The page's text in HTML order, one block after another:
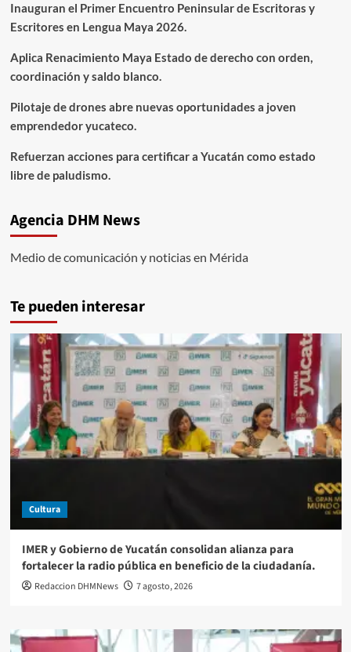
Inauguran el Primer Encuentro Peninsular de Escritoras y
Escritores en Lengua Maya 2026.
Aplica Renacimiento Maya Estado de derecho con orden,
coordinación y saldo blanco.
Pilotaje de drones abre nuevas oportunidades a joven
emprendedor yucateco.
Refuerzan acciones para certificar a Yucatán como estado
libre de paludismo.
Agencia DHM News
Medio de comunicación y noticias en Mérida
Te pueden interesar
Cultura
IMER y Gobierno de Yucatán consolidan alianza para
fortalecer la radio pública en beneficio de la ciudadanía.
Redaccion DHMNews 7 agosto, 2026